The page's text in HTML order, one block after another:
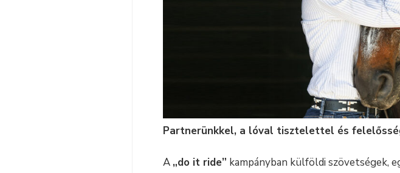
Partnerünkkel, a lóval tisztelettel és
A „do it ride” kampányban külföldi szövetségek,